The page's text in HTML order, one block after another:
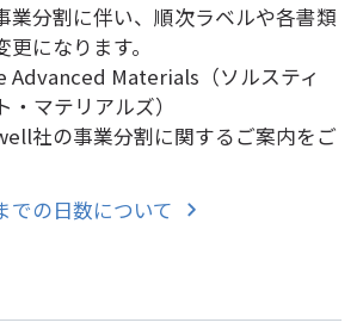
分割に伴い、順次ラベルや各書類
になります。
Advanced Materials（ソルスティ
マテリアルズ）
社の事業分割に関するご案内をご
での日数について